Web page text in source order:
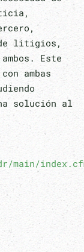
de litigios,
Este
ambas
solución al
main/